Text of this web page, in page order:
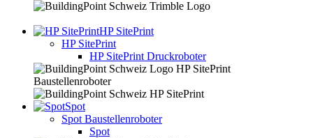
HP SitePrint
HP SitePrint
HP SitePrint Druckroboter
Spot
Spot Baustellenroboter
Spot